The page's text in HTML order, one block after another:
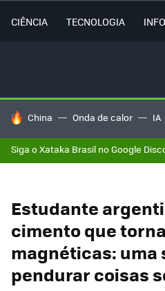
CIÊNCIA TECNOLOGIA
TENDÊNCIAS DO DIA
China Onda de calor IA
Siga o Xataka Brasil no Google
Estudante
cimento que
magnéticas: uma
pendurar coisas